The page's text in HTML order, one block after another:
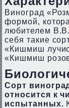
Виноград
формой,
любителем
себя такие
«Кишмиш
«Кишмиш
Сорт
относится к
испытанных.